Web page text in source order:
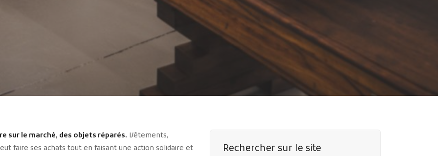
sur le marché, des objets réparés. Vêtements,
faire ses achats tout en faisant une action solidaire et
Rechercher sur le site